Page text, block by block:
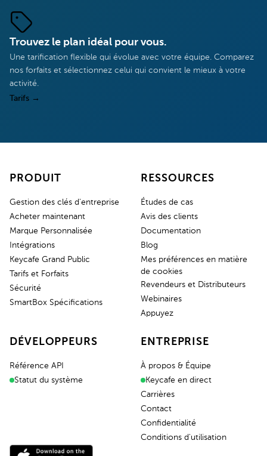
Trouvez le plan idéal pour vous.
Une tarification flexible qui évolue avec votre équipe. Comparez
nos forfaits et sélectionnez celui qui convient le mieux à votre
activité.
Tarifs →
PRODUIT
Gestion des clés d'entreprise
Acheter maintenant
Marque Personnalisée
Intégrations
Keycafe Grand Public
Tarifs et Forfaits
Sécurité
SmartBox Spécifications
RESSOURCES
Études de cas
Avis des clients
Documentation
Blog
Mes préférences en matière
de cookies
Revendeurs et Distributeurs
Webinaires
Appuyez
DÉVELOPPEURS
Référence API
Statut du système
ENTREPRISE
À propos & Équipe
Keycafe en direct
Carrières
Contact
Confidentialité
Conditions d'utilisation